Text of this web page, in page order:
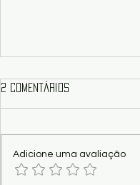
2 comentários
Adicione uma avaliação